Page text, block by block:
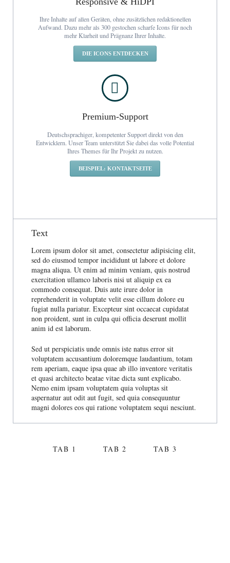
Ihre Inhalte auf allen Geräten, ohne zusätzlichen redaktionellen
Aufwand. Dazu mehr als 300 gestochen scharfe Icons für noch
mehr Klarheit und Prägnanz Ihrer Inhalte.
DIE ICONS ENTDECKEN
Premium-Support
Deutschsprachiger, kompetenter Support direkt von den
Entwicklern. Unser Team unterstützt Sie dabei das volle Potential
Ihres Themes für Ihr Projekt zu nutzen.
BEISPIEL: KONTAKTSEITE
Text
Lorem ipsum dolor sit amet, consectetur adipisicing elit,
sed do eiusmod tempor incididunt ut labore et dolore
magna aliqua. Ut enim ad minim veniam, quis nostrud
exercitation ullamco laboris nisi ut aliquip ex ea
commodo consequat. Duis aute irure dolor in
reprehenderit in voluptate velit esse cillum dolore eu
fugiat nulla pariatur. Excepteur sint occaecat cupidatat
non proident, sunt in culpa qui officia deserunt mollit
anim id est laborum.
Sed ut perspiciatis unde omnis iste natus error sit
voluptatem accusantium doloremque laudantium, totam
rem aperiam, eaque ipsa quae ab illo inventore veritatis
et quasi architecto beatae vitae dicta sunt explicabo.
Nemo enim ipsam voluptatem quia voluptas sit
aspernatur aut odit aut fugit, sed quia consequuntur
magni dolores eos qui ratione voluptatem sequi nesciunt.
TAB 1 TAB 2 TAB 3